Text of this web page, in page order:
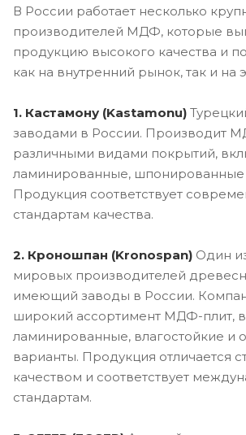
В России работает несколько
производителей МДФ, которые
продукцию высокого качества и
как на внутренний рынок, так и на
1. Кастамону (Kastamonu)
заводами в России. Производит
различными видами покрытий,
ламинированные,
Продукция соответствует
стандартам качества.
2. Кроношпан (Kronospan) Один
мировых производителей
имеющий заводы в России.
широкий ассортимент МДФ-плит,
ламинированные, влагостойкие и
варианты. Продукция отличается
качеством и соответствует
стандартам.